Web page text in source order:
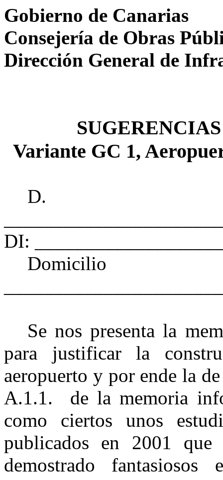
Gobierno de Canarias
Consejería de Obras
Dirección General de
Variante GC 1,
D.
DI:
Se nos presenta la
para justificar la
aeropuerto y por ende la
A.1.1. de la memoria
como ciertos unos
publicados en 2001
demostrado